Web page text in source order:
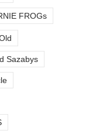
FROGs
Sazabys